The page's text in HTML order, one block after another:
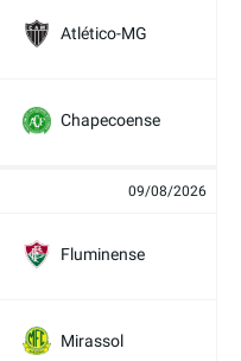
Atlético-MG
Chapecoense
09/08/2026
Fluminense
Mirassol